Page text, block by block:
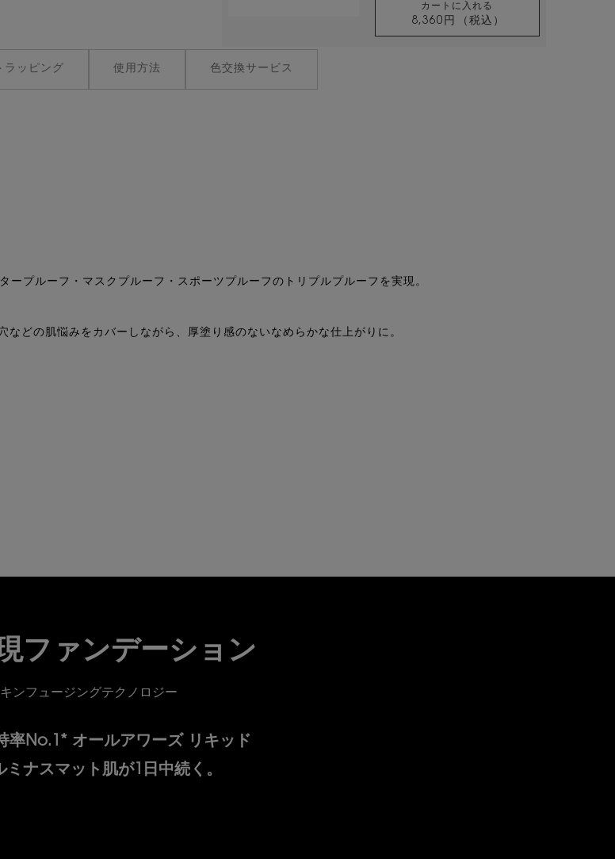
カートに入れる
8,360円
（税込）
YSL メイクミーブラッシュ
ラッピング 使用方法 色交換サービス
プルーフ・マスクプルーフ・スポーツプルーフのトリプルプルーフを実現。
などの肌悩みをカバーしながら、厚塗り感のないなめらかな仕上がりに。
ファンデーション
ンフュージングテクノロジー
率No.1* オールアワーズ リキッド
ミナスマット肌が1日中続く。